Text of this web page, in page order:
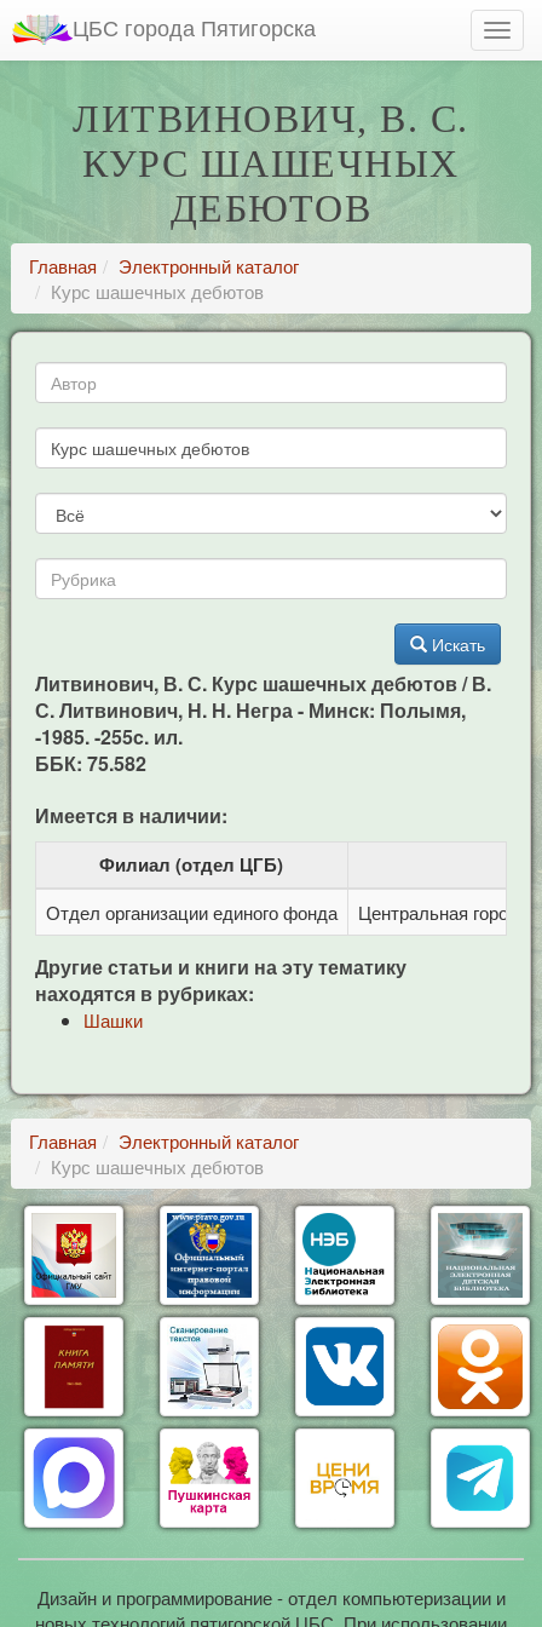
ЦБС города Пятигорска
ЛИТВИНОВИЧ, В. С.
КУРС ШАШЕЧНЫХ
ДЕБЮТОВ
Главная
Электронный каталог
Курс шашечных дебютов
Искать
Литвинович, В. С. Курс шашечных дебютов / В.
С. Литвинович, Н. Н. Негра - Минск: Полымя,
-1985. -255c. ил.
ББК: 75.582
Имеется в наличии:
Филиал (отдел ЦГБ)
Отдел организации единого фонда Центральная
Другие статьи и книги на эту тематику
находятся в рубриках:
Шашки
Главная
Электронный каталог
Курс шашечных дебютов
Дизайн и программирование - отдел компьютеризации и